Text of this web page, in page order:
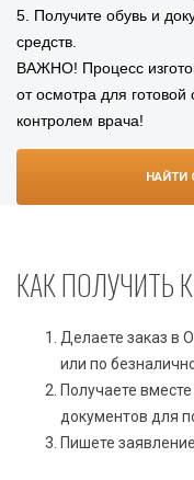
5. Получите обувь и
средств.
ВАЖНО! Процесс
от осмотра для
контролем врача!
НАЙТИ
КАК ПОЛУЧИТЬ
Делаете заказ в
или по
Получаете
документов для
Пишете